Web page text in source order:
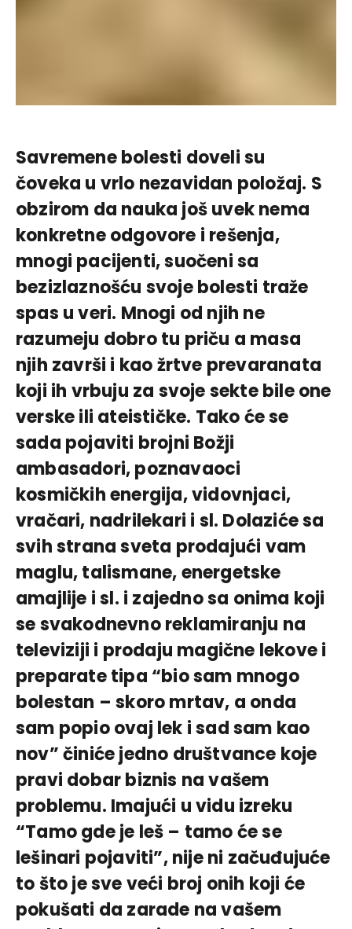
Savremene bolesti doveli su
čoveka u vrlo nezavidan položaj. S
obzirom da nauka još uvek nema
konkretne odgovore i rešenja,
mnogi pacijenti, suočeni sa
bezizlaznošću svoje bolesti traže
spas u veri. Mnogi od njih ne
razumeju dobro tu priču a masa
njih završi i kao žrtve prevaranata
koji ih vrbuju za svoje sekte bile one
verske ili ateističke. Tako će se
sada pojaviti brojni Božji
ambasadori, poznavaoci
kosmičkih energija, vidovnjaci,
vračari, nadrilekari i sl. Dolaziće sa
svih strana sveta prodajući vam
maglu, talismane, energetske
amajlije i sl. i zajedno sa onima koji
se svakodnevno reklamiranju na
televiziji i prodaju magične lekove i
preparate tipa “bio sam mnogo
bolestan – skoro mrtav, a onda
sam popio ovaj lek i sad sam kao
nov” činiće jedno društvance koje
pravi dobar biznis na vašem
problemu. Imajući u vidu izreku
“Tamo gde je leš – tamo će se
lešinari pojaviti”, nije ni začuđujuće
to što je sve veći broj onih koji će
pokušati da zarade na vašem